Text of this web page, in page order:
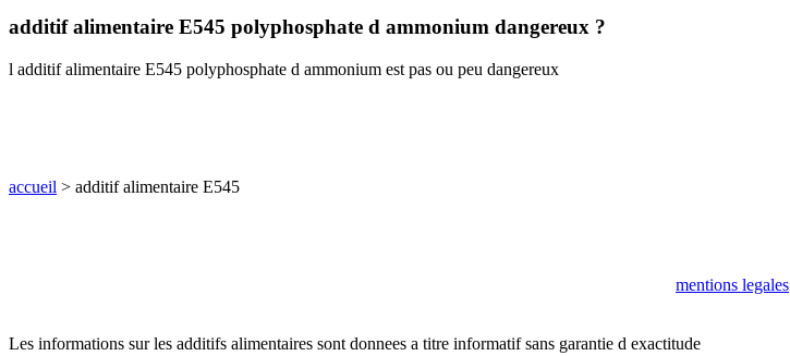
additif alimentaire E545 polyphosphate d ammonium dangereux ?
l additif alimentaire E545 polyphosphate d ammonium est pas ou peu dangereux
accueil > additif alimentaire E545
mentions legales
Les informations sur les additifs alimentaires sont donnees a titre informatif sans garantie d exactitude